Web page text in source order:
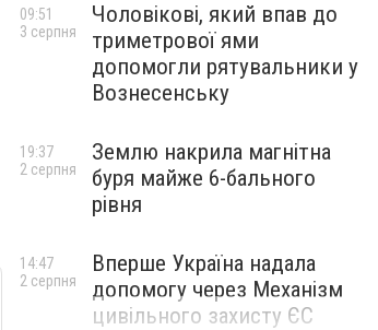
Чоловікові, який впав до
триметрової ями
допомогли рятувальники у
Вознесенську
09:51
3 серпня
Землю накрила магнітна
буря майже 6-бального
рівня
19:37
2 серпня
Вперше Україна надала
допомогу через Механізм
цивільного захисту ЄС
14:47
2 серпня